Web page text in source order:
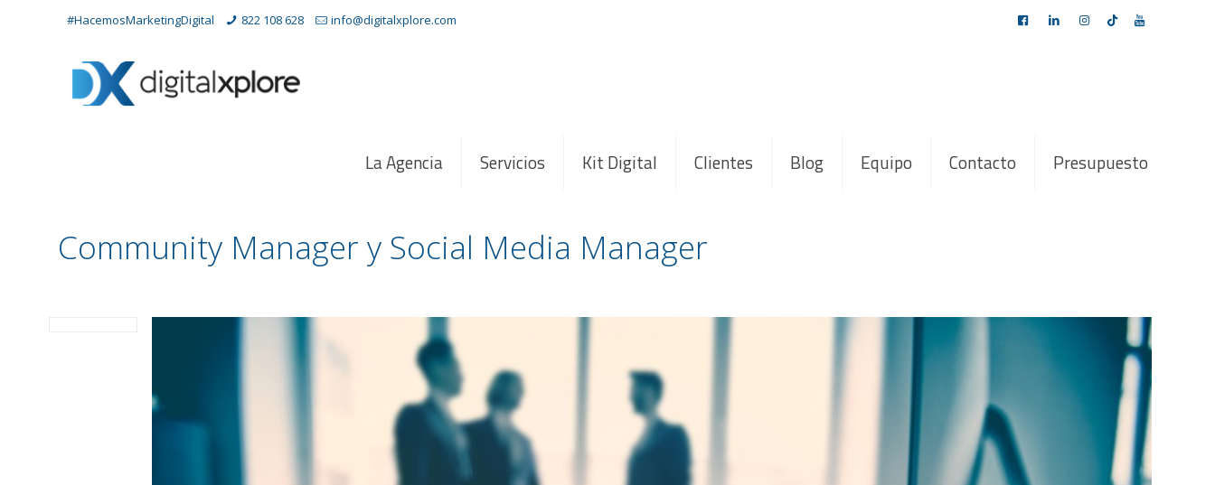
#HacemosMarketingDigital 822 108 628 info@digitalxplore.com
La Agencia Servicios Kit Digital Clientes Blog Equipo Contacto Presupuesto
Community Manager y Social Media Manager